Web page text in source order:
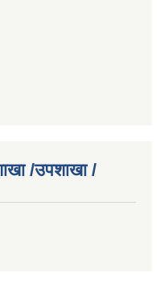
/उपशाखा /